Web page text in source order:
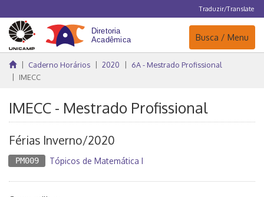
Traduzir/Translate
Navegação
Busca / Menu
Caderno Horários 2020
6A - Mestrado Profissional
IMECC
IMECC - Mestrado Profissional
Férias Inverno/2020
PM009 Tópicos de Matemática I